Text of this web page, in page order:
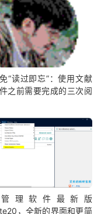
“读过即忘”：使用文献
之前需要完成的三次阅
理软件最新版
，全新的界面和更简